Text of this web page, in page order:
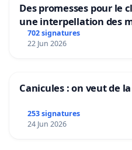
Des promesses pour le
une interpellation des
climat et de
702 signatures
22 Jun 2026
Canicules : on veut de
253 signatures
24 Jun 2026